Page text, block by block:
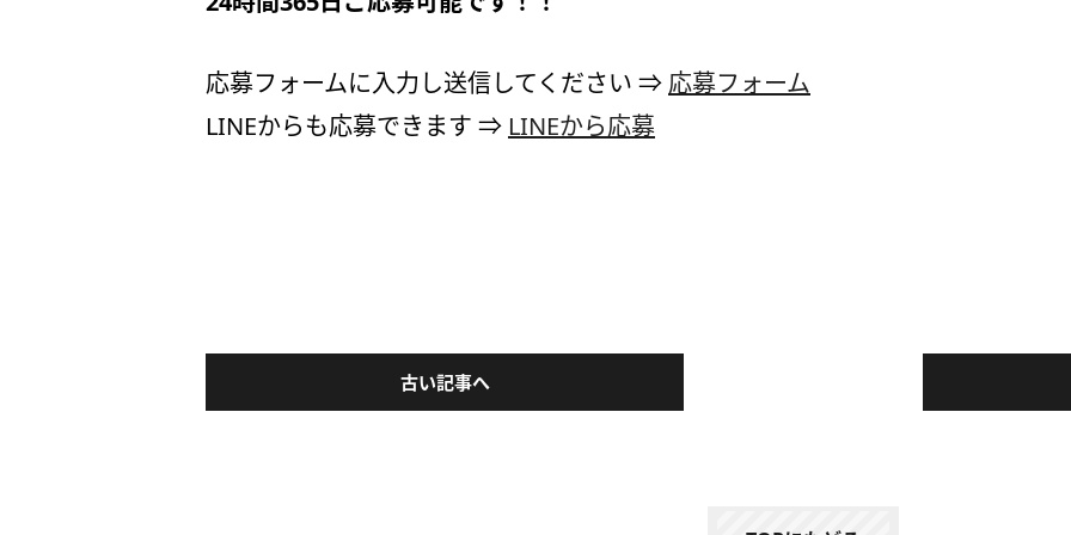
応募フォームに入力し送信してください ⇒ 応募フォーム
LINEからも応募できます ⇒ LINEから応募
古い記事へ